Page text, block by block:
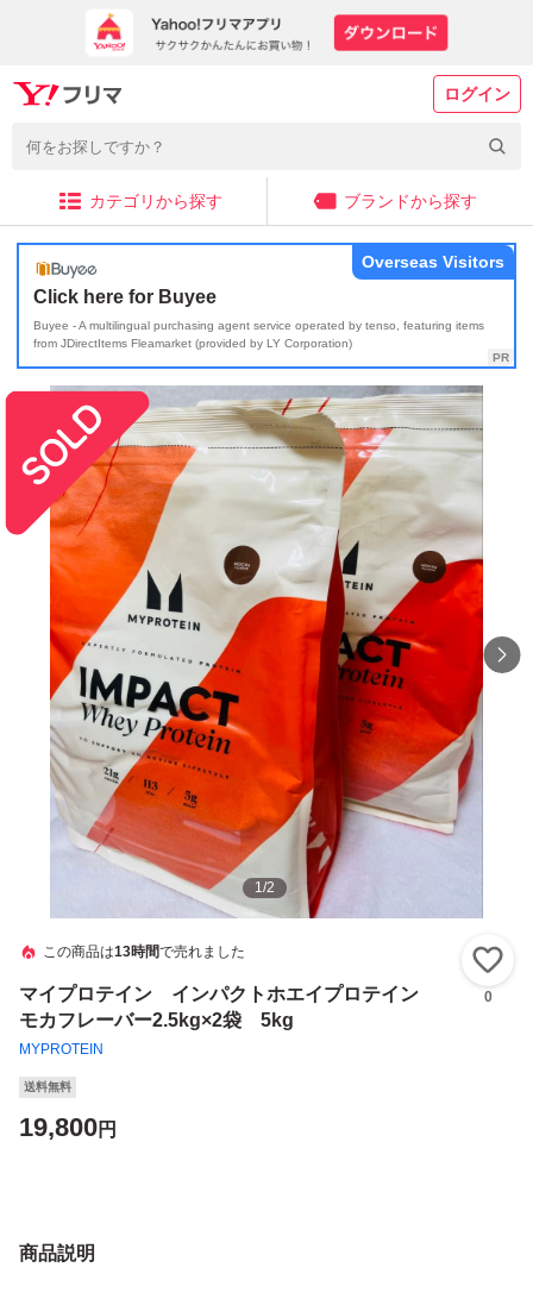
ログイン
カテゴリから探す ブランドから探す
Click here for Buyee
Buyee - A multilingual purchasing agent service operated by tenso, featuring items
from JDirectItems Fleamarket (provided by LY Corporation)
Overseas Visitors
1/2
この商品は13時間で売れました
マイプロテイン インパクトホエイプロテイン
モカフレーバー2.5kg×2袋 5kg
MYPROTEIN
0
送料無料
19,800円
商品説明